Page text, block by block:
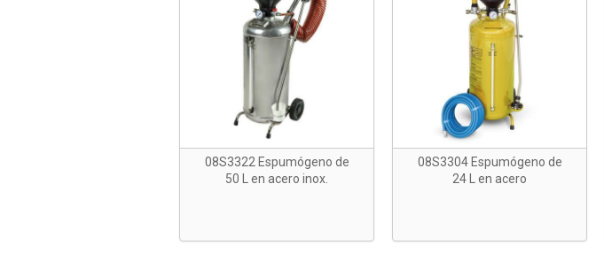
08S3322 Espumógeno de
50 L en acero inox.
08S3304 Espumógeno de
24 L en acero